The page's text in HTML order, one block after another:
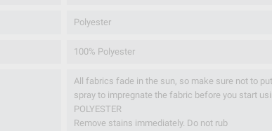
Polyester
100% Polyester
All fabrics fade in the sun, so make sure not to
spray to impregnate the fabric before you start
POLYESTER
Remove stains immediately. Do not rub